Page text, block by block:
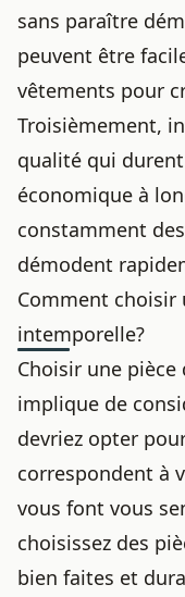
sans paraître
peuvent être
vêtements pour
Troisièmement,
qualité qui
économique à
constamment
démodent
Comment choisir
intemporelle?
Choisir une
implique de
devriez opter
correspondent à
vous font vous
choisissez des
bien faites et